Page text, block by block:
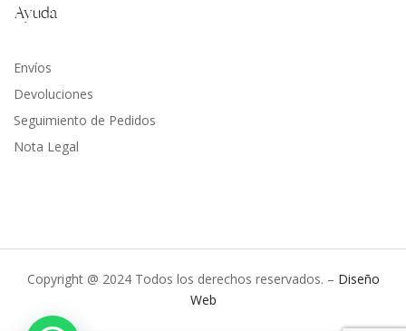
Ayuda
Envíos
Devoluciones
Seguimiento de Pedidos
Nota Legal
Copyright @ 2024 Todos los derechos reservados. – Diseño
Web